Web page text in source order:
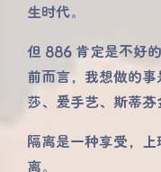
生时代。
但 886 肯定是不好
前而言，我想做的
莎、爱手艺、斯蒂芬
隔离是一种享受，
离。